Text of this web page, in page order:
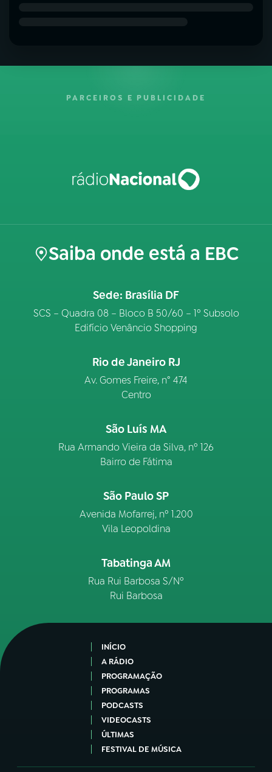
PARCEIROS E PUBLICIDADE
Saiba onde está a EBC
Sede: Brasília DF
SCS – Quadra 08 – Bloco B 50/60 – 1º Subsolo
Edifício Venâncio Shopping
Rio de Janeiro RJ
Av. Gomes Freire, n° 474
Centro
São Luís MA
Rua Armando Vieira da Silva, nº 126
Bairro de Fátima
São Paulo SP
Avenida Mofarrej, nº 1.200
Vila Leopoldina
Tabatinga AM
Rua Rui Barbosa S/Nº
Rui Barbosa
INÍCIO
A RÁDIO
PROGRAMAÇÃO
PROGRAMAS
PODCASTS
VIDEOCASTS
ÚLTIMAS
FESTIVAL DE MÚSICA